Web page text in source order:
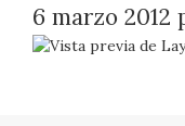
6 marzo 2012